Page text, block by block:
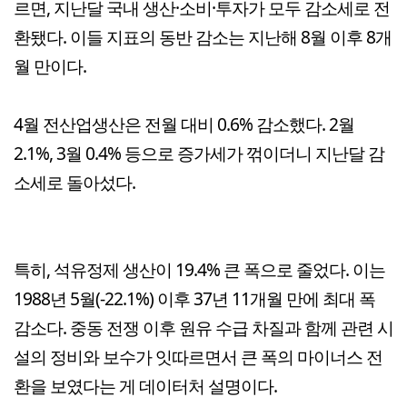
르면, 지난달 국내 생산·소비·투자가 모두 감소세로 전
환됐다. 이들 지표의 동반 감소는 지난해 8월 이후 8개
월 만이다.
4월 전산업생산은 전월 대비 0.6% 감소했다. 2월
2.1%, 3월 0.4% 등으로 증가세가 꺾이더니 지난달 감
소세로 돌아섰다.
특히, 석유정제 생산이 19.4% 큰 폭으로 줄었다. 이는
1988년 5월(-22.1%) 이후 37년 11개월 만에 최대 폭
감소다. 중동 전쟁 이후 원유 수급 차질과 함께 관련 시
설의 정비와 보수가 잇따르면서 큰 폭의 마이너스 전
환을 보였다는 게 데이터처 설명이다.